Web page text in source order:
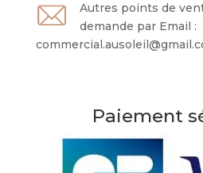
Autres points de
demande par Email :
Paiement